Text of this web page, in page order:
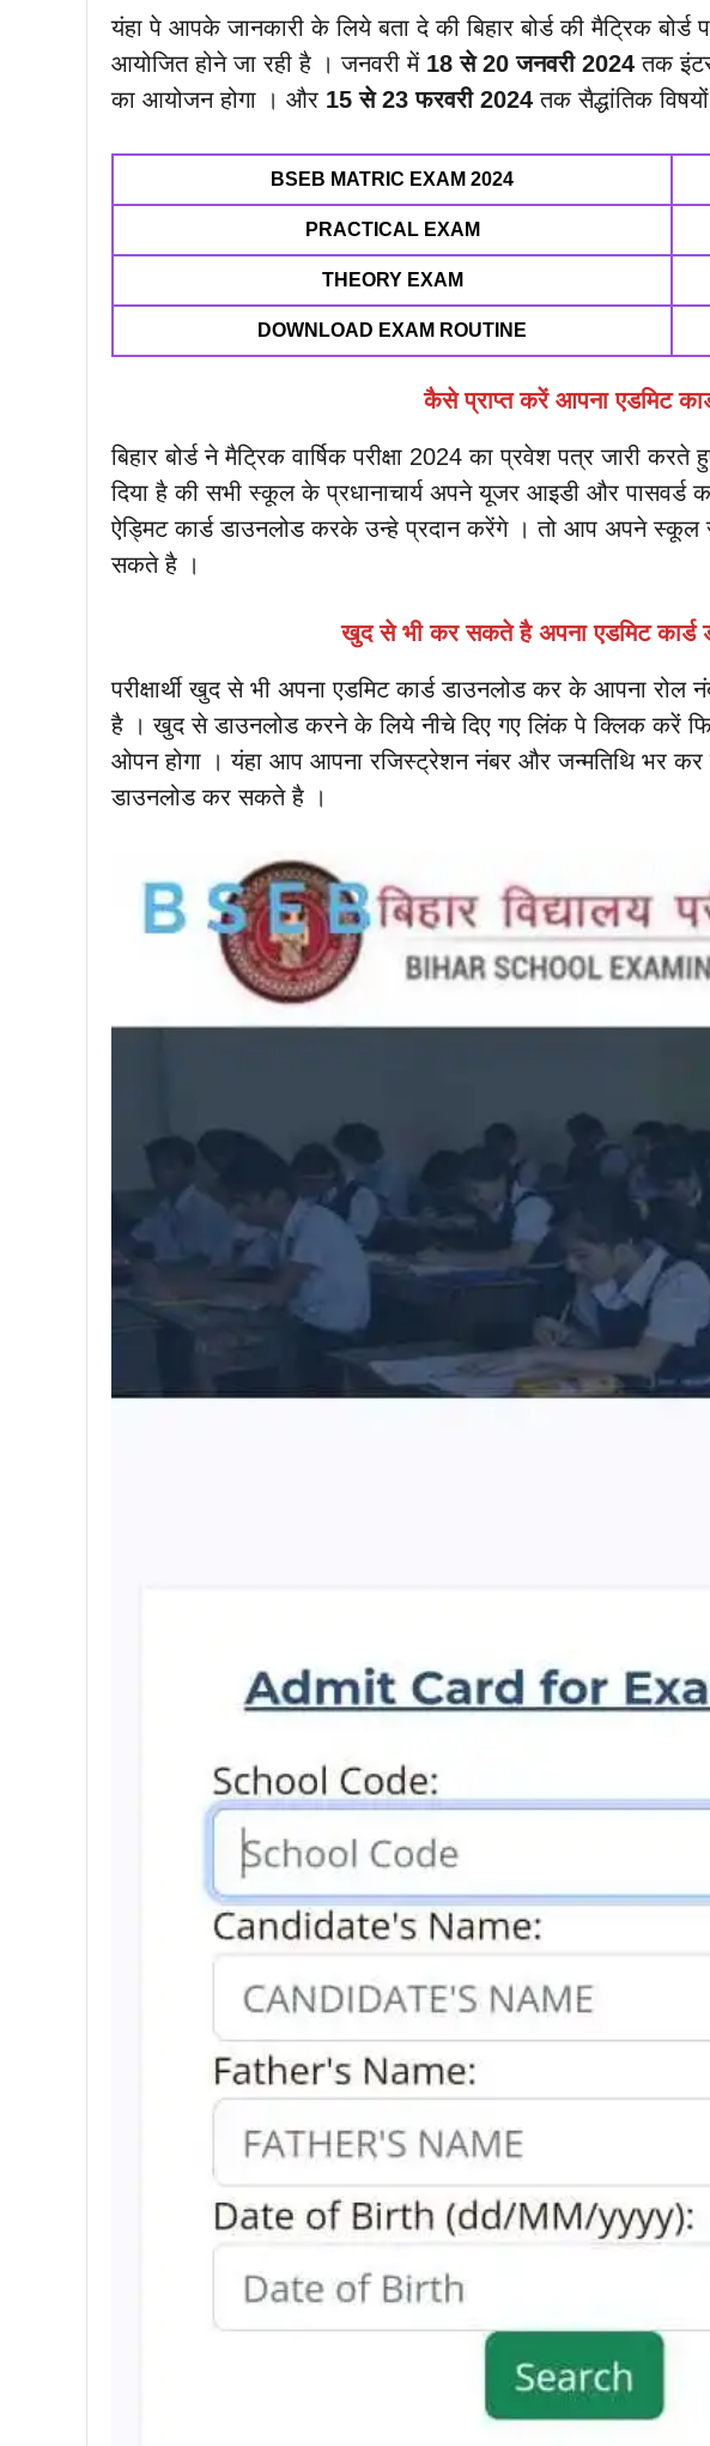
यंहा पे आपके जानकारी के लिये बता दे की बिहार बोर्ड की मैट्रिक बोर्ड
आयोजित होने जा रही है । जनवरी में 18 से 20 जनवरी 2024 तक
का आयोजन होगा । और 15 से 23 फरवरी 2024 तक सैद्धांतिक
BSEB MATRIC EXAM 2024
PRACTICAL EXAM
THEORY EXAM
DOWNLOAD EXAM ROUTINE
कैसे प्राप्त करें आपना एडमिट
बिहार बोर्ड ने मैट्रिक वार्षिक परीक्षा 2024 का प्रवेश पत्र जारी
दिया है की सभी स्कूल के प्रधानाचार्य अपने यूजर आइडी और पासवर्ड का
ऐड्मिट कार्ड डाउनलोड करके उन्हे प्रदान करेंगे । तो आप अपने स्कूल
सकते है ।
खुद से भी कर सकते है अपना एडमिट कार्ड
परीक्षार्थी खुद से भी अपना एडमिट कार्ड डाउनलोड कर के आपना
है । खुद से डाउनलोड करने के लिये नीचे दिए गए लिंक पे क्लिक करें
ओपन होगा । यंहा आप आपना रजिस्ट्रेशन नंबर और जन्मतिथि भर कर
डाउनलोड कर सकते है ।